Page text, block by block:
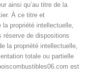
ainsi qu’au titre de la
À ce titre et
propriété intellectuelle,
réserve de dispositions
la propriété intellectuelle,
totale ou partielle
est